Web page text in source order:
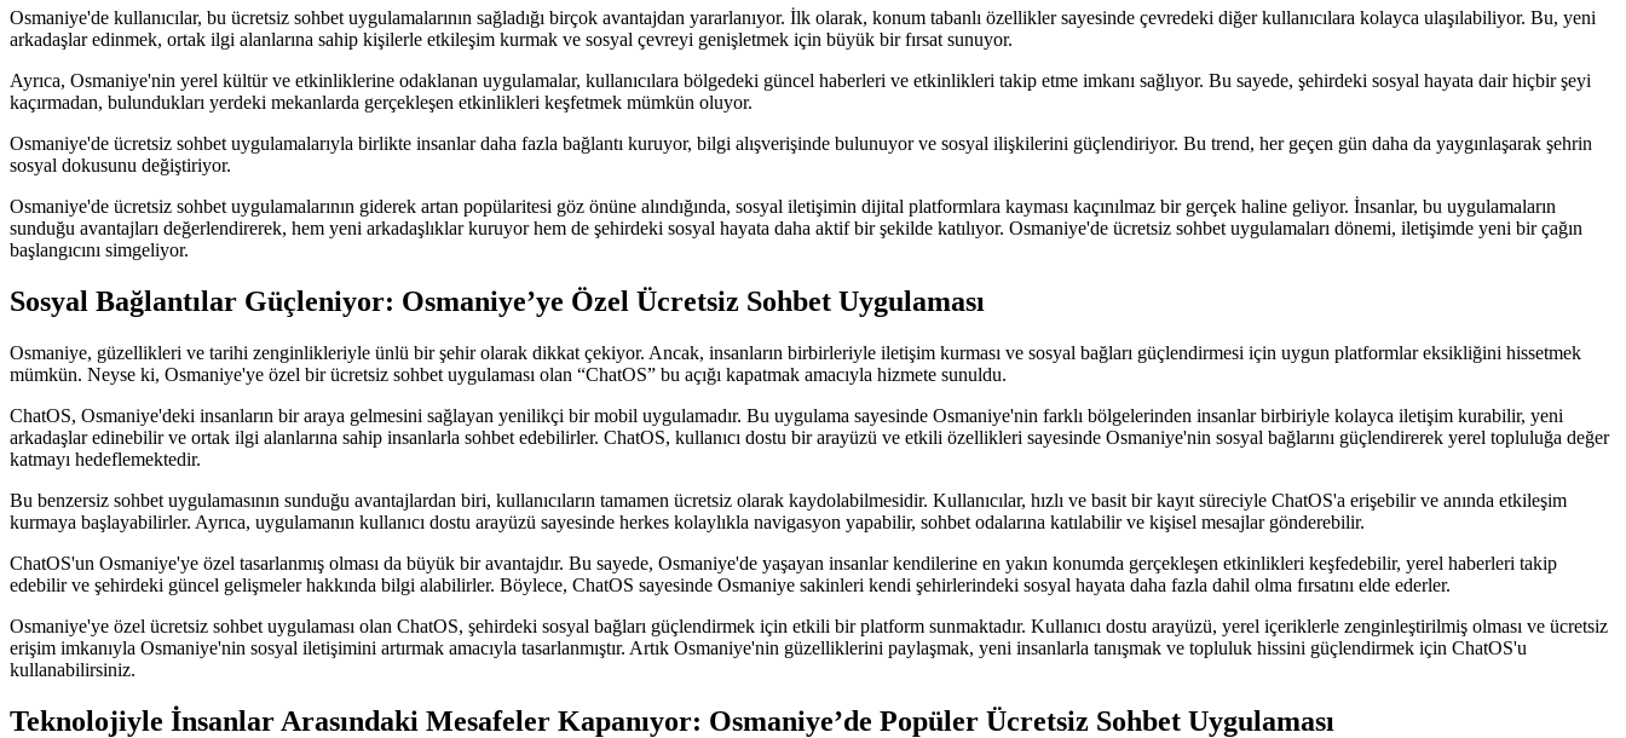
Osmaniye'de kullanıcılar, bu ücretsiz sohbet uygulamalarının sağladığı birçok avantajdan yararlanıyor. İlk olarak, konum tabanlı özellikler sayesinde çevredeki diğer kullanıcılara kolayca ulaşılabiliyor. Bu, yeni
arkadaşlar edinmek, ortak ilgi alanlarına sahip kişilerle etkileşim kurmak ve sosyal çevreyi genişletmek için büyük bir fırsat sunuyor.
Ayrıca, Osmaniye'nin yerel kültür ve etkinliklerine odaklanan uygulamalar, kullanıcılara bölgedeki güncel haberleri ve etkinlikleri takip etme imkanı sağlıyor. Bu sayede, şehirdeki sosyal hayata dair hiçbir şeyi
kaçırmadan, bulundukları yerdeki mekanlarda gerçekleşen etkinlikleri keşfetmek mümkün oluyor.
Osmaniye'de ücretsiz sohbet uygulamalarıyla birlikte insanlar daha fazla bağlantı kuruyor, bilgi alışverişinde bulunuyor ve sosyal ilişkilerini güçlendiriyor. Bu trend, her geçen gün daha da yaygınlaşarak şehrin
sosyal dokusunu değiştiriyor.
Osmaniye'de ücretsiz sohbet uygulamalarının giderek artan popülaritesi göz önüne alındığında, sosyal iletişimin dijital platformlara kayması kaçınılmaz bir gerçek haline geliyor. İnsanlar, bu uygulamaların
sunduğu avantajları değerlendirerek, hem yeni arkadaşlıklar kuruyor hem de şehirdeki sosyal hayata daha aktif bir şekilde katılıyor. Osmaniye'de ücretsiz sohbet uygulamaları dönemi, iletişimde yeni bir çağın
başlangıcını simgeliyor.
Sosyal Bağlantılar Güçleniyor: Osmaniye’ye Özel Ücretsiz Sohbet Uygulaması
Osmaniye, güzellikleri ve tarihi zenginlikleriyle ünlü bir şehir olarak dikkat çekiyor. Ancak, insanların birbirleriyle iletişim kurması ve sosyal bağları güçlendirmesi için uygun platformlar eksikliğini hissetmek
mümkün. Neyse ki, Osmaniye'ye özel bir ücretsiz sohbet uygulaması olan “ChatOS” bu açığı kapatmak amacıyla hizmete sunuldu.
ChatOS, Osmaniye'deki insanların bir araya gelmesini sağlayan yenilikçi bir mobil uygulamadır. Bu uygulama sayesinde Osmaniye'nin farklı bölgelerinden insanlar birbiriyle kolayca iletişim kurabilir, yeni
arkadaşlar edinebilir ve ortak ilgi alanlarına sahip insanlarla sohbet edebilirler. ChatOS, kullanıcı dostu bir arayüzü ve etkili özellikleri sayesinde Osmaniye'nin sosyal bağlarını güçlendirerek yerel topluluğa değer
katmayı hedeflemektedir.
Bu benzersiz sohbet uygulamasının sunduğu avantajlardan biri, kullanıcıların tamamen ücretsiz olarak kaydolabilmesidir. Kullanıcılar, hızlı ve basit bir kayıt süreciyle ChatOS'a erişebilir ve anında etkileşim
kurmaya başlayabilirler. Ayrıca, uygulamanın kullanıcı dostu arayüzü sayesinde herkes kolaylıkla navigasyon yapabilir, sohbet odalarına katılabilir ve kişisel mesajlar gönderebilir.
ChatOS'un Osmaniye'ye özel tasarlanmış olması da büyük bir avantajdır. Bu sayede, Osmaniye'de yaşayan insanlar kendilerine en yakın konumda gerçekleşen etkinlikleri keşfedebilir, yerel haberleri takip
edebilir ve şehirdeki güncel gelişmeler hakkında bilgi alabilirler. Böylece, ChatOS sayesinde Osmaniye sakinleri kendi şehirlerindeki sosyal hayata daha fazla dahil olma fırsatını elde ederler.
Osmaniye'ye özel ücretsiz sohbet uygulaması olan ChatOS, şehirdeki sosyal bağları güçlendirmek için etkili bir platform sunmaktadır. Kullanıcı dostu arayüzü, yerel içeriklerle zenginleştirilmiş olması ve ücretsiz
erişim imkanıyla Osmaniye'nin sosyal iletişimini artırmak amacıyla tasarlanmıştır. Artık Osmaniye'nin güzelliklerini paylaşmak, yeni insanlarla tanışmak ve topluluk hissini güçlendirmek için ChatOS'u
kullanabilirsiniz.
Teknolojiyle İnsanlar Arasındaki Mesafeler Kapanıyor: Osmaniye’de Popüler Ücretsiz Sohbet Uygulaması